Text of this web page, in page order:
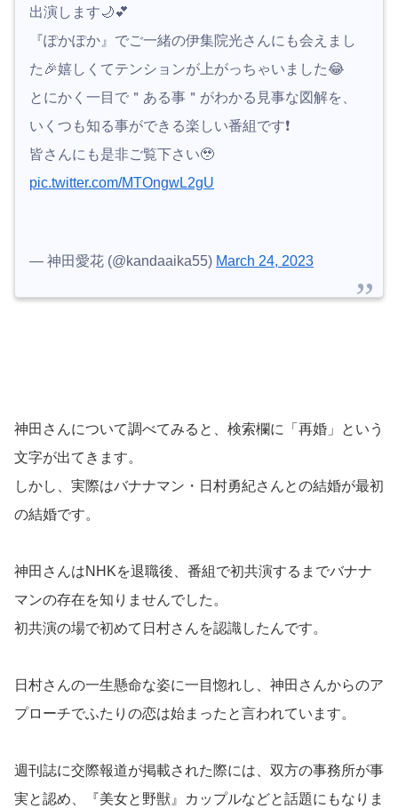
出演します🌙💕
『ぽかぽか』でご一緒の伊集院光さんにも会えまし
た🎉嬉しくてテンションが上がっちゃいました😂
とにかく一目で＂ある事＂がわかる見事な図解を、
いくつも知る事ができる楽しい番組です❗️
皆さんにも是非ご覧下さい🥹
pic.twitter.com/MTOngwL2gU
— 神田愛花 (@kandaaika55) March 24, 2023
神田さんについて調べてみると、検索欄に「再婚」という
文字が出てきます。
しかし、実際はバナナマン・日村勇紀さんとの結婚が最初
の結婚です。
神田さんはNHKを退職後、番組で初共演するまでバナナ
マンの存在を知りませんでした。
初共演の場で初めて日村さんを認識したんです。
日村さんの一生懸命な姿に一目惚れし、神田さんからのア
プローチでふたりの恋は始まったと言われています。
週刊誌に交際報道が掲載された際には、双方の事務所が事
実と認め、『美女と野獣』カップルなどと話題にもなりま